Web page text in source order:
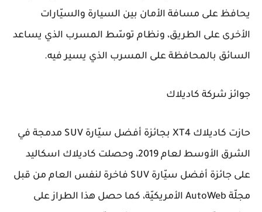
يحافظ على مسافة الأمان بين السيارة والسيّارات
الأخرى على الطريق، ونظام توسّط المسرب الذي يساعد
السائق بالمحافظة على المسرب الذي يسير فيه.
جوائز شركة كاديلاك
حازت كاديلاك XT4 بجائزة أفضل سيّارة SUV مدمجة في
الشرق الأوسط لعام 2019، وحصلت كاديلاك اسكاليد
على جائزة أفضل سيّارة SUV فاخرة لنفس العام من قبل
مجلّة AutoWeb الأمريكيّة، كما حصل هذا الطراز على